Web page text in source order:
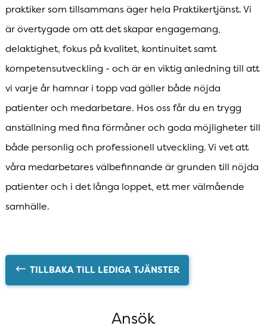
praktiker som tillsammans äger hela Praktikertjänst. Vi
är övertygade om att det skapar engagemang,
delaktighet, fokus på kvalitet, kontinuitet samt
kompetensutveckling - och är en viktig anledning till att
vi varje år hamnar i topp vad gäller både nöjda
patienter och medarbetare. Hos oss får du en trygg
anställning med fina förmåner och goda möjligheter till
både personlig och professionell utveckling. Vi vet att
våra medarbetares välbefinnande är grunden till nöjda
patienter och i det långa loppet, ett mer välmående
samhälle.
TILLBAKA TILL LEDIGA TJÄNSTER
Ansök